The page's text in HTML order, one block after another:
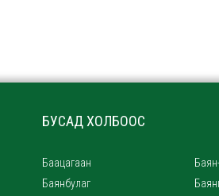
БУСАД ХОЛБООС
Баацагаан
Баянбулаг